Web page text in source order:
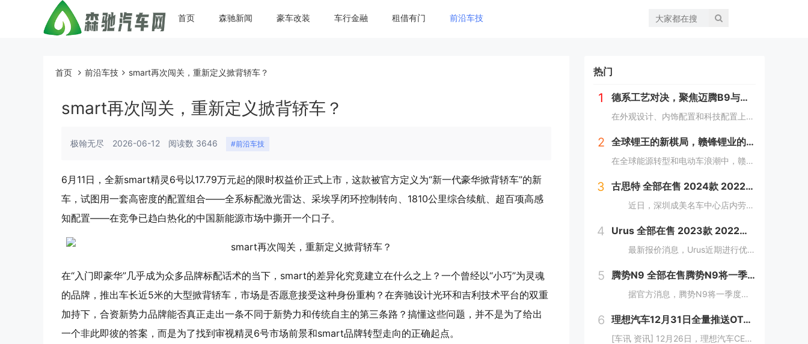
首页 森驰新闻 豪车改装 车行金融 租借有门 前沿车技
首页 前沿车技 smart再次闯关，重新定义掀背轿车？
smart再次闯关，重新定义掀背轿车？
极翰无尽 2026-06-12 阅读数 3646 #前沿车技
6月11日，全新smart精灵6号以17.79万元起的限时权益价正式上市，这款被官方定义为“新一代豪华掀背轿车”的新
车，试图用一套高密度的配置组合——全系标配激光雷达、采埃孚闭环控制转向、1810公里综合续航、超百项高感
知配置——在竞争已趋白热化的中国新能源市场中撕开一个口子。
在“入门即豪华”几乎成为众多品牌标配话术的当下，smart的差异化究竟建立在什么之上？一个曾经以“小巧”为灵魂
的品牌，推出车长近5米的大型掀背轿车，市场是否愿意接受这种身份重构？在奔驰设计光环和吉利技术平台的双重
加持下，合资新势力品牌能否真正走出一条不同于新势力和传统自主的第三条路？搞懂这些问题，并不是为了给出
一个非此即彼的答案，而是为了找到审视精灵6号市场前景和smart品牌转型走向的正确起点。
热门
1 德系工艺对决，聚焦迈腾B9与帕萨特Pro细节战场
在外观设计、内饰配置和科技配置上，迈腾B9和帕萨特Pro都有着一定的拥趸。作为B级车产品，两款车紧贴消费者需求，在同级别车型中都是性能翘楚。那么，该怎么选择呢？本文将对以上方面进行详细对比，为车友们提供选择建议。 风...
2 全球锂王的新棋局，赣锋锂业的新能源汽车动力电池革命
在全球能源转型和电动车浪潮中，赣锋锂业以其最新一代的动力电池产品——锋行电池，为市场带来了革新性的技术突破。这款高性能电芯不仅在能量密度、成组效率等关键性能指标上超越了行业标准，而且在安全性和环境适应性方面也设立了新的行业标杆。...
3 古思特 全部在售 2024款 2022款 2021款 2018款 2016款 2015款深圳成美名车中心劳斯莱斯古思特限时优惠 目前503万元起售
近日，深圳成美名车中心店内劳斯莱斯古思特现车销售，颜色可选，感兴趣的朋友可以到店咨询购买，详情见下表：...
4 Urus 全部在售 2023款 2022款 2021款 2018款购Urus享5.4万优惠 欢迎到店试驾
最新报价消息，Urus近期进行优惠促销，网友关注度较高，对Urus这款车型有兴趣的网友，可参考以下报价：...
5 腾势N9 全部在售腾势N9将一季度上市 提供插混及纯电版
据官方消息，腾势N9将一季度上市，还有一款比D9更大更强MPV将推出。新车定位大型旗舰SUV，将搭载易三方。 &nb...
6 理想汽车12月31日全量推送OTA 7.0 有望在2025年实现L3级自动驾驶
[车讯 资讯] 12月26日，理想汽车CEO李想和智驾负责人郎咸朋在直播中讲解了理想汽车在智驾方面的发展动向。理想汽车将在12月31日全量推送OTA 7.0给AD Max用户。按照理想现在的端到端+VLM体系继续迭代，有望在2025...